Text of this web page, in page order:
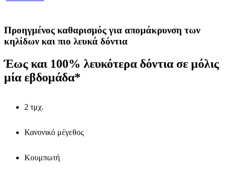
Προηγμένος καθαρισμός για απομάκρυνση των
κηλίδων και πιο λευκά δόντια
Έως και 100% λευκότερα δόντια σε μόλις
μία εβδομάδα*
2 τμχ.
Κανονικό μέγεθος
Κουμπωτή